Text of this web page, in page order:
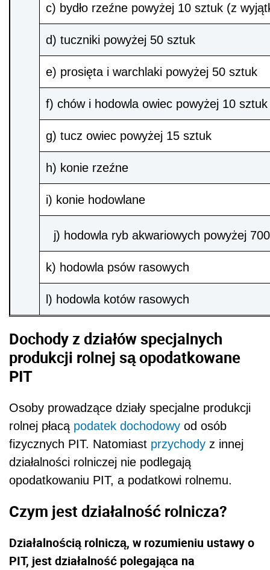
c) bydło rzeźne powyżej 10 sztuk (z
d) tuczniki powyżej 50 sztuk
e) prosięta i warchlaki powyżej 50 sztuk
f) chów i hodowla owiec powyżej 10 sztuk
g) tucz owiec powyżej 15 sztuk
h) konie rzeźne
i) konie hodowlane
j) hodowla ryb akwariowych powyżej
k) hodowla psów rasowych
l) hodowla kotów rasowych
Dochody z działów specjalnych
produkcji rolnej są opodatkowane
PIT
Osoby prowadzące działy specjalne produkcji
rolnej płacą podatek dochodowy od osób
fizycznych PIT. Natomiast przychody z innej
działalności rolniczej nie podlegają
opodatkowaniu PIT, a podatkowi rolnemu.
Czym jest działalność rolnicza?
Działalnością rolniczą, w rozumieniu ustawy o
PIT, jest działalność polegająca na